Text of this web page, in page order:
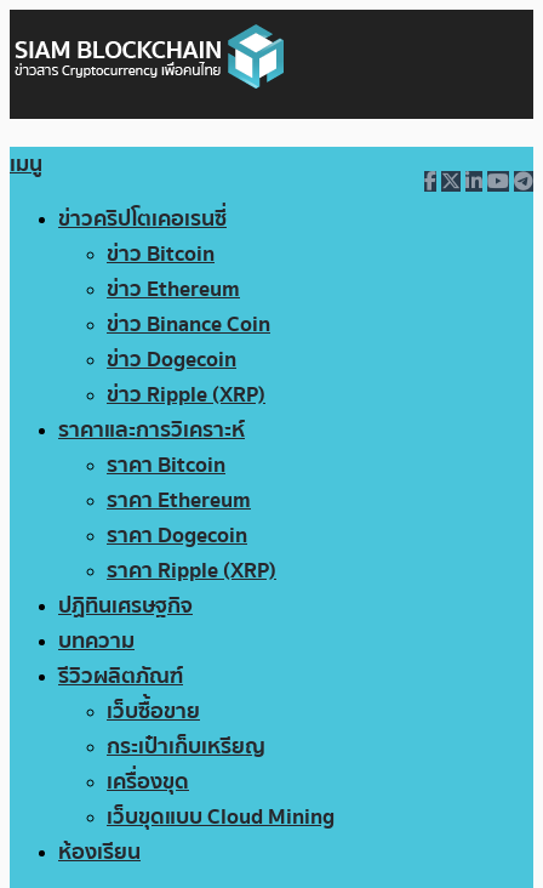
เมนู
ข่าวคริปโตเคอเรนซี่
ข่าว Bitcoin
ข่าว Ethereum
ข่าว Binance Coin
ข่าว Dogecoin
ข่าว Ripple (XRP)
ราคาและการวิเคราะห์
ราคา Bitcoin
ราคา Ethereum
ราคา Dogecoin
ราคา Ripple (XRP)
ปฏิทินเศรษฐกิจ
บทความ
รีวิวผลิตภัณฑ์
เว็บซื้อขาย
กระเป๋าเก็บเหรียญ
เครื่องขุด
เว็บขุดแบบ Cloud Mining
ห้องเรียน